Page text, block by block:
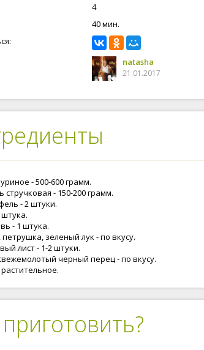
4
40 мин.
natasha
21.01.2017
- 500-600 грамм.
стручковая - 150-200 грамм.
- 2 штуки.
штука.
- 1 штука.
зеленый лук - по вкусу.
лист - 1-2 штуки.
черный перец - по вкусу.